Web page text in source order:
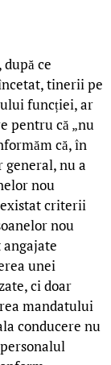
ce
tinerii pe
funcției, ar
pentru că „nu
că, în
nu a
nou
criterii
nou
angajate
unei
ci doar
mandatului
conducere nu